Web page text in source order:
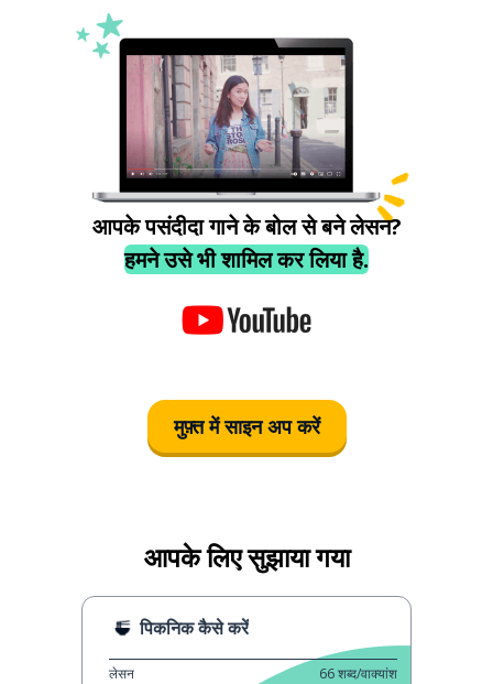
आपके पसंदीदा गाने के बोल से बने लेसन?
हमने उसे भी शामिल कर लिया है.
मुफ़्त में साइन अप करें
आपके लिए सुझाया गया
पिकनिक कैसे करें
लेसन 66शब्द/वाक्यांश